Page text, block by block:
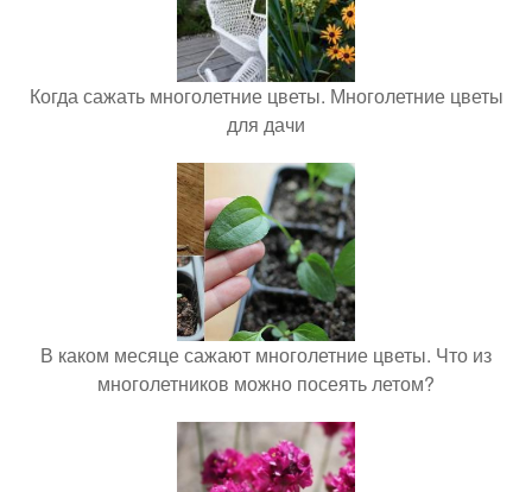
Когда сажать многолетние цветы. Многолетние цветы
для дачи
В каком месяце сажают многолетние цветы. Что из
многолетников можно посеять летом?